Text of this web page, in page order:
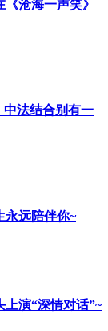
沧海一声笑》
法结合别有一
永远陪伴你~
演“深情对话”~